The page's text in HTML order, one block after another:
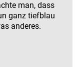
man, dass
ganz tiefblau
anderes.